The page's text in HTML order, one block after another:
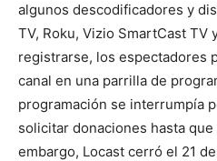
algunos descodificadores y
TV, Roku, Vizio SmartCast TV
registrarse, los espectadores
canal en una parrilla de
programación se interrumpía
solicitar donaciones hasta
embargo, Locast cerró el 21